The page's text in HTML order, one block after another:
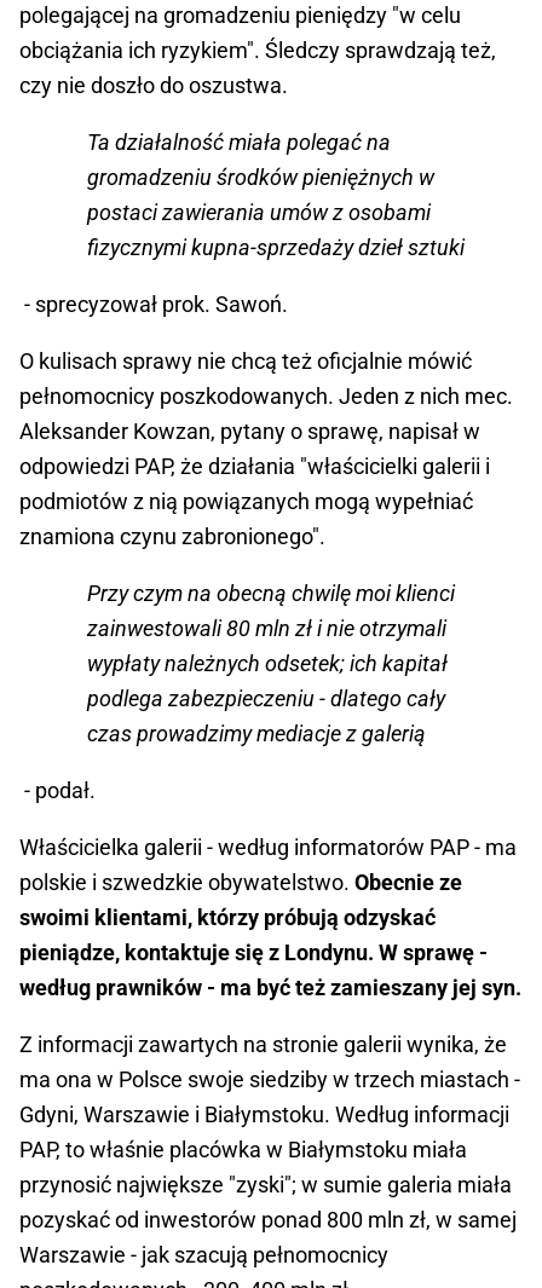
polegającej na gromadzeniu pieniędzy "w celu
obciążania ich ryzykiem". Śledczy sprawdzają też,
czy nie doszło do oszustwa.
Ta działalność miała polegać na
gromadzeniu środków pieniężnych w
postaci zawierania umów z osobami
fizycznymi kupna-sprzedaży dzieł sztuki
- sprecyzował prok. Sawoń.
O kulisach sprawy nie chcą też oficjalnie mówić
pełnomocnicy poszkodowanych. Jeden z nich mec.
Aleksander Kowzan, pytany o sprawę, napisał w
odpowiedzi PAP, że działania "właścicielki galerii i
podmiotów z nią powiązanych mogą wypełniać
znamiona czynu zabronionego".
Przy czym na obecną chwilę moi klienci
zainwestowali 80 mln zł i nie otrzymali
wypłaty należnych odsetek; ich kapitał
podlega zabezpieczeniu - dlatego cały
czas prowadzimy mediacje z galerią
- podał.
Właścicielka galerii - według informatorów PAP - ma
polskie i szwedzkie obywatelstwo. Obecnie ze
swoimi klientami, którzy próbują odzyskać
pieniądze, kontaktuje się z Londynu. W sprawę -
według prawników - ma być też zamieszany jej syn.
Z informacji zawartych na stronie galerii wynika, że
ma ona w Polsce swoje siedziby w trzech miastach -
Gdyni, Warszawie i Białymstoku. Według informacji
PAP, to właśnie placówka w Białymstoku miała
przynosić największe "zyski"; w sumie galeria miała
pozyskać od inwestorów ponad 800 mln zł, w samej
Warszawie - jak szacują pełnomocnicy